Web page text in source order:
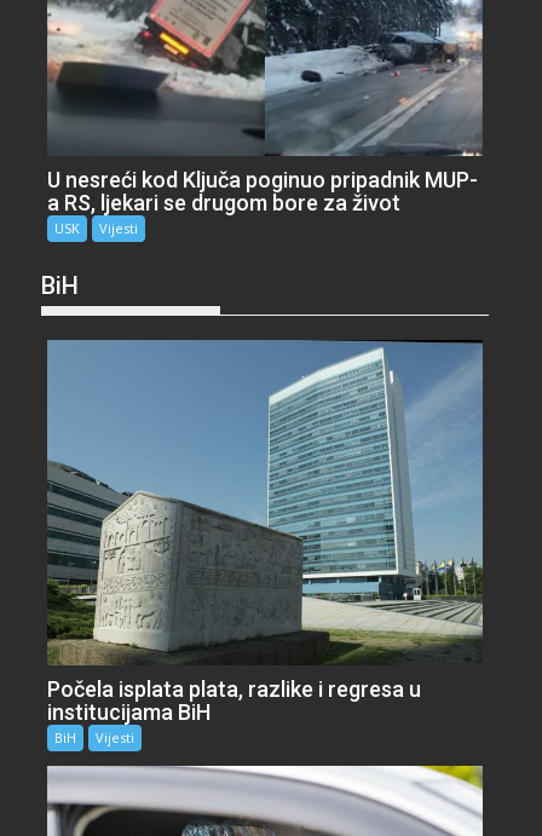
U nesreći kod Ključa poginuo pripadnik MUP-
a RS, ljekari se drugom bore za život
USK Vijesti
BiH
Počela isplata plata, razlike i regresa u
institucijama BiH
BiH Vijesti